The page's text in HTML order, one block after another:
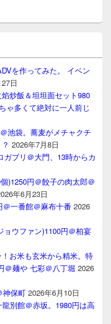
を作ってみた。 イベン
日
炒飯＆坦坦面セット980
ゃ多くて絶対に一人前じ
池袋。蕎麦がメチャクチ
2026年7月8日
ガブリ＠大門、13時からカ
)1250円＠餃子の肉太郎＠
年6月23日
一番館＠麻布十番 2026
ョウファン)1100円＠柏宴
お米も玄米から精米。特
＠麺や 七彩＠八丁堀 2026
神保町 2026年6月10日
別館＠赤坂。1980円は高